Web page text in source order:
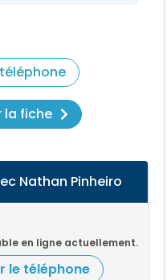
la fiche
Nathan Pinheiro
en ligne actuellement.
le téléphone